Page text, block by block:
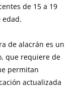
de 15 a 19
edad.
de alacrán es un
que requiere de
permitan
actualizada